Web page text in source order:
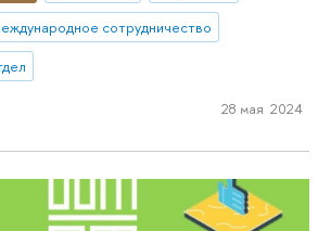
сотрудничество
28 мая 2024